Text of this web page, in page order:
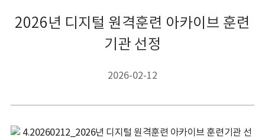
2026년 디지털 원격훈련 아카이브 훈련
기관 선정
2026-02-12